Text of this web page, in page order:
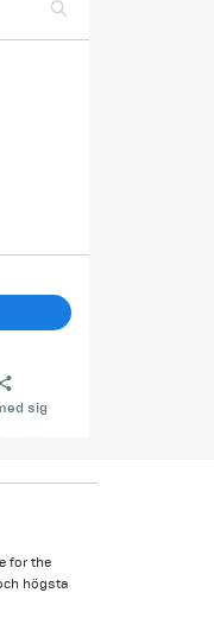
sig
for the
högsta